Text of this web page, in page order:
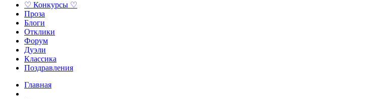
♡ Конкурсы ♡
Проза
Блоги
Отклики
Форум
Дуэли
Классика
Поздравления
Главная